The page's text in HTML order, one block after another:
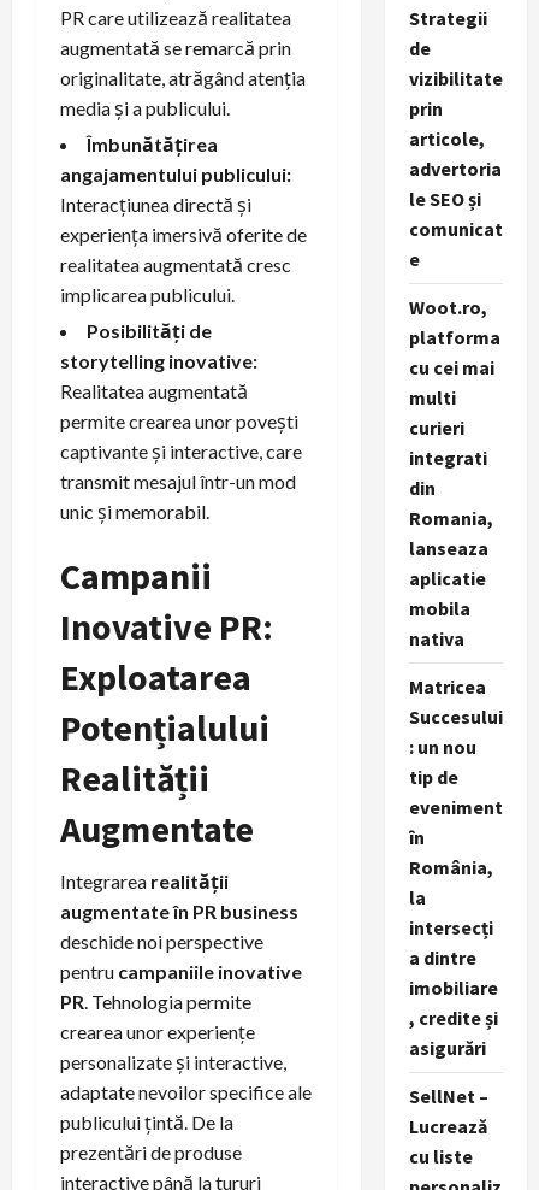
PR care utilizează realitatea
augmentată se remarcă prin
originalitate, atrăgând atenția
media și a publicului.
Îmbunătățirea
angajamentului publicului:
Interacțiunea directă și
experiența imersivă oferite de
realitatea augmentată cresc
implicarea publicului.
Posibilități de
storytelling inovative:
Realitatea augmentată
permite crearea unor povești
captivante și interactive, care
transmit mesajul într-un mod
unic și memorabil.
Campanii
Inovative PR:
Exploatarea
Potențialului
Realității
Augmentate
Integrarea realităţii
augmentate în PR business
deschide noi perspective
pentru campaniile inovative
PR. Tehnologia permite
crearea unor experiențe
personalizate și interactive,
adaptate nevoilor specifice ale
publicului țintă. De la
prezentări de produse
interactive până la tururi
Strategii
de
vizibilitate
prin
articole,
advertoria
le SEO și
comunicat
e
Woot.ro,
platforma
cu cei mai
multi
curieri
integrati
din
Romania,
lanseaza
aplicatie
mobila
nativa
Matricea
Succesului
: un nou
tip de
eveniment
în
România,
la
intersecți
a dintre
imobiliare
, credite și
asigurări
SellNet –
Lucrează
cu liste